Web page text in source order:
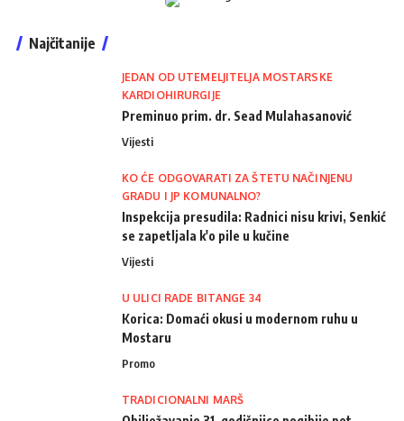
Najčitanije
JEDAN OD UTEMELJITELJA MOSTARSKE
KARDIOHIRURGIJE
Preminuo prim. dr. Sead Mulahasanović
Vijesti
KO ĆE ODGOVARATI ZA ŠTETU NAČINJENU
GRADU I JP KOMUNALNO?
Inspekcija presudila: Radnici nisu krivi, Senkić
se zapetljala k'o pile u kučine
Vijesti
U ULICI RADE BITANGE 34
Korica: Domaći okusi u modernom ruhu u
Mostaru
Promo
TRADICIONALNI MARŠ